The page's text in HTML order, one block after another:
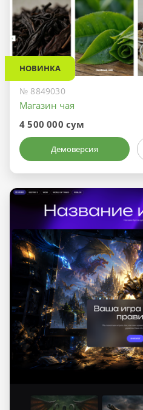
НОВИНКА
№ 8849030
Магазин чая
4 500 000 сум
Демоверсия